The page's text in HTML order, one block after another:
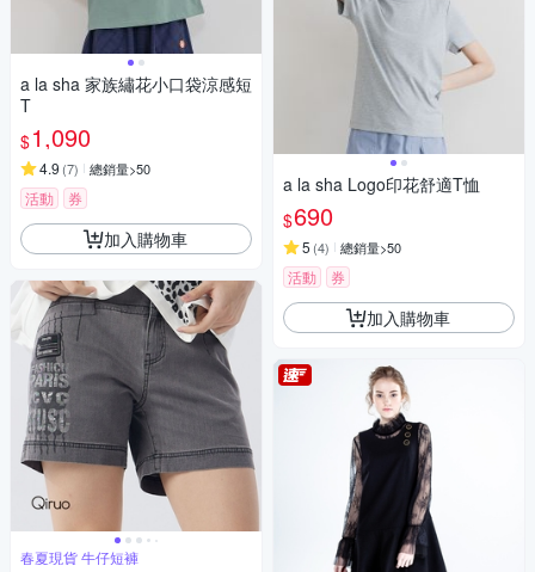
a la sha 家族繡花小口袋涼感短
T
$1,090
4.9 (7) 總銷量>50
活動 券
加入購物車
春夏現貨 牛仔短褲
a la sha Logo印花舒適T恤
$690
5 (4) 總銷量>50
活動 券
加入購物車